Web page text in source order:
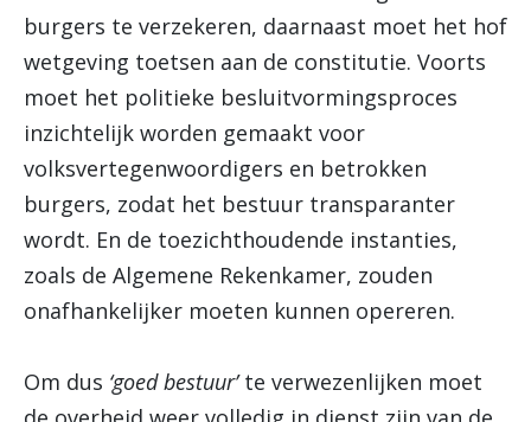
burgers te verzekeren, daarnaast moet het hof
wetgeving toetsen aan de constitutie. Voorts
moet het politieke besluitvormingsproces
inzichtelijk worden gemaakt voor
volksvertegenwoordigers en betrokken
burgers, zodat het bestuur transparanter
wordt. En de toezichthoudende instanties,
zoals de Algemene Rekenkamer, zouden
onafhankelijker moeten kunnen opereren.
Om dus ‘goed bestuur’te verwezenlijken moet